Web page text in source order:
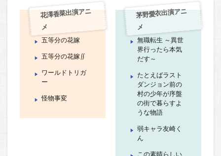
花澤香菜出演アニ
メ
五等分の花嫁
五等分の花嫁∬
ワールドトリガ
ー
怪物事変
茅野愛衣出演アニ
メ
無職転生 ～異世
界行ったら本気
だす～
たとえばラスト
ダンジョン前の
村の少年が序盤
の街で暮らすよ
うな物語
弱キャラ友崎く
ん
この素晴らしい